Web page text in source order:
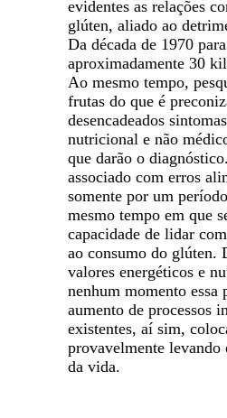
evidentes as relações
glúten, aliado ao
Da década de 1970
aproximadamente 30
Ao mesmo tempo,
frutas do que é
desencadeados
nutricional e não
que darão o
associado com erros
somente por um
mesmo tempo em que
capacidade de lidar
ao consumo do glúten.
valores energéticos e
nenhum momento essa
aumento de processos
existentes, aí sim,
provavelmente levando
da vida.